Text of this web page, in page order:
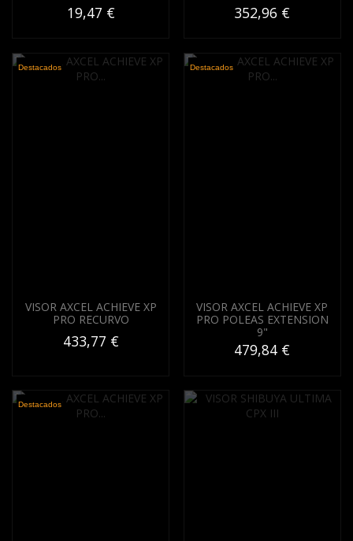
19,47 € 352,96 €
Destacados
VISOR AXCEL ACHIEVE XP
PRO RECURVO
433,77 €
Destacados
VISOR AXCEL ACHIEVE XP
PRO POLEAS EXTENSION
9"
479,84 €
Destacados